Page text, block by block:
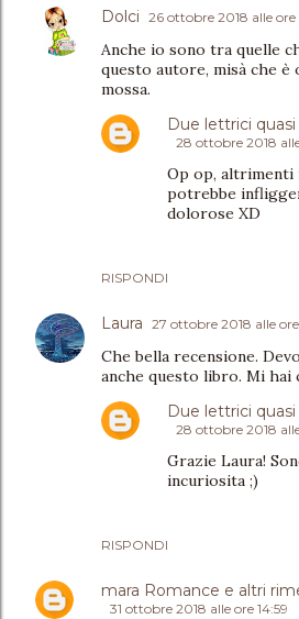
Dolci 26 ottobre 2018 alle
Anche io sono tra quelle
questo autore, misà che è
mossa.
RISPONDI
Due lettrici
28 ottobre 2018
Op op, altrimenti
potrebbe
dolorose XD
Laura 27 ottobre 2018 alle ore
Che bella recensione.
anche questo libro. Mi hai
RISPONDI
Due lettrici
28 ottobre 2018
Grazie Laura!
incuriosita ;)
mara Romance e altri
31 ottobre 2018 alle ore 14:59